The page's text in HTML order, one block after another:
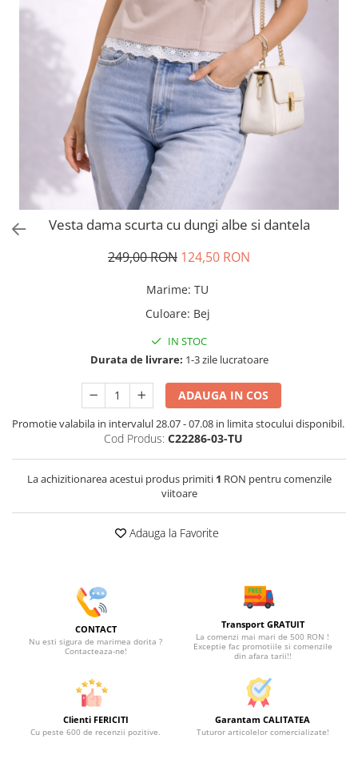
Tricouri si topuri
Rochii de eveniment
Vesta dama scurta cu dungi albe si dantela
249,00 RON 124,50 RON
Marime: TU
Culoare: Bej
IN STOC
Durata de livrare: 1-3 zile lucratoare
ADAUGA IN COS
Promotie valabila in intervalul 28.07 - 07.08 in limita stocului disponibil.
Cod Produs: C22286-03-TU
La achizitionarea acestui produs primiti 1 RON pentru comenzile
viitoare
Adauga la Favorite
CONTACT
Nu esti sigura de marimea dorita ?
Contacteaza-ne!
Transport GRATUIT
La comenzi mai mari de 500 RON !
Exceptie fac promotiile si comenzile
din afara tarii!!
Clienti FERICITI
Cu peste 600 de recenzii pozitive.
Garantam CALITATEA
Tuturor articolelor comercializate!